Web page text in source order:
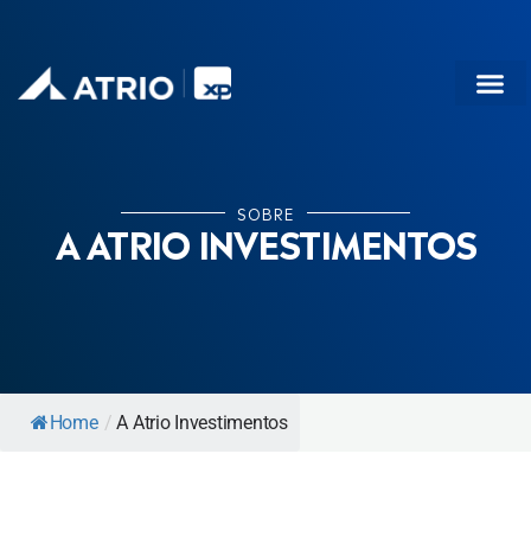
SOBRE
A ATRIO INVESTIMENTOS
Home / A Atrio Investimentos